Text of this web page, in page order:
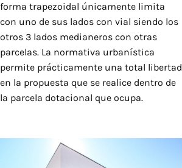
forma trapezoidal únicamente limita
con uno de sus lados con vial siendo los
otros 3 lados medianeros con otras
parcelas. La normativa urbanística
permite prácticamente una total libertad
en la propuesta que se realice dentro de
la parcela dotacional que ocupa.